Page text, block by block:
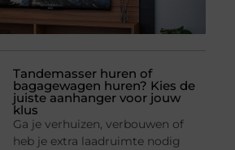
Tandemasser huren of
bagagewagen huren? Kies de
juiste aanhanger voor jouw
klus
Ga je verhuizen, verbouwen of
heb je extra laadruimte nodig